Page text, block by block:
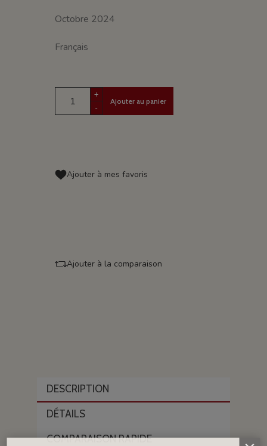
Octobre 2024
Français
+
-
Ajouter au panier
Ajouter à mes favoris
Ajouter à la comparaison
DESCRIPTION
DÉTAILS
COMPARAISON RAPIDE